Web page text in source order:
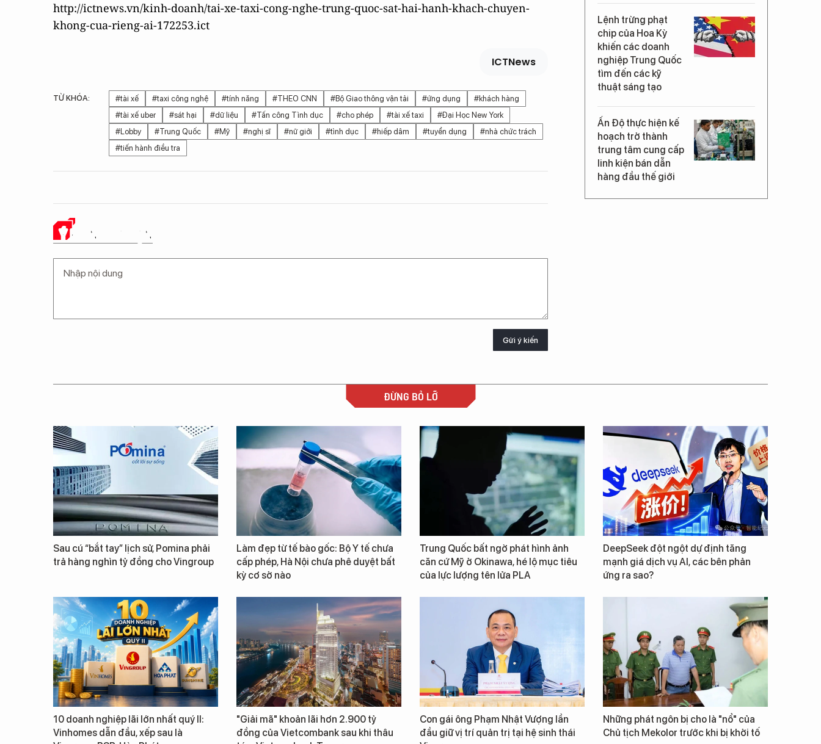
http://ictnews.vn/kinh-doanh/tai-xe-taxi-cong-nghe-trung-quoc-sat-hai-hanh-khach-chuyen-
khong-cua-rieng-ai-172253.ict
ICTNews
TỪ KHÓA: #tài xế #taxi công nghệ #tính năng #THEO CNN #Bộ Giao thông vận tải #ứng dụng
#khách hàng
#tài xế uber
#sát hại #dữ liệu #Tấn công Tình dục #cho phép #tài xế taxi
#Đại Học New York
#Lobby
#Trung Quốc #Mỹ #nghị sĩ #nữ giới #tình dục #hiếp dâm #tuyển dụng
#nhà chức trách
#tiến hành điều tra
Ý KIẾN CỦA BẠN
Gửi ý kiến
Lệnh trừng phạt
chip của Hoa Kỳ
khiến các doanh
nghiệp Trung Quốc
tìm đến các kỹ
thuật sáng tạo
Ấn Độ thực hiện kế
hoạch trở thành
trung tâm cung cấp
linh kiện bán dẫn
hàng đầu thế giới
ĐỪNG BỎ LỠ
Sau cú “bắt tay” lịch sử, Pomina phải
trả hàng nghìn tỷ đồng cho Vingroup
Làm đẹp từ tế bào gốc: Bộ Y tế chưa
cấp phép, Hà Nội chưa phê duyệt bất
kỳ cơ sở nào
Trung Quốc bất ngờ phát hình ảnh
căn cứ Mỹ ở Okinawa, hé lộ mục tiêu
của lực lượng tên lửa PLA
DeepSeek đột ngột dự định tăng
mạnh giá dịch vụ AI, các bên phản
ứng ra sao?
10 doanh nghiệp lãi lớn nhất quý II:
Vinhomes dẫn đầu, xếp sau là
"Giải mã" khoản lãi hơn 2.900 tỷ
đồng của Vietcombank sau khi thâu
Con gái ông Phạm Nhật Vượng lần
đầu giữ vị trí quản trị tại hệ sinh thái
Những phát ngôn bị cho là "nổ" của
Chủ tịch Mekolor trước khi bị khởi tố